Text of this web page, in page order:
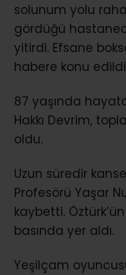
solunum yolu
gördüğü
yitirdi. Efsane
habere konu
87 yaşında
Hakkı Devrim,
oldu.
Uzun süredir
Profesörü Yaşar
kaybetti.
basında yer aldı.
Yeşilçam